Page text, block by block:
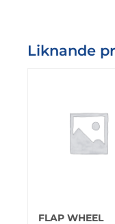
Liknande
FLAP WHEEL